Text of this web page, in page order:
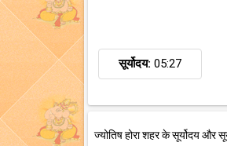
सूर्योदय: 05:27
ज्योतिष होरा शहर के सूर्योदय और